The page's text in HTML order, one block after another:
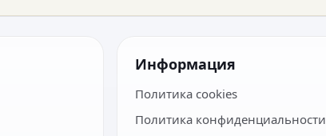
Информация
Политика cookies
Политика конфиденциальности